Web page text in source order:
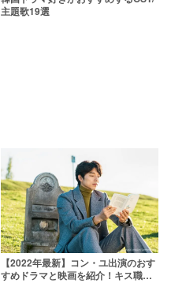
主題歌19選
【2022年最新】コン・ユ出演のおす
すめドラマと映画を紹介！キス職人